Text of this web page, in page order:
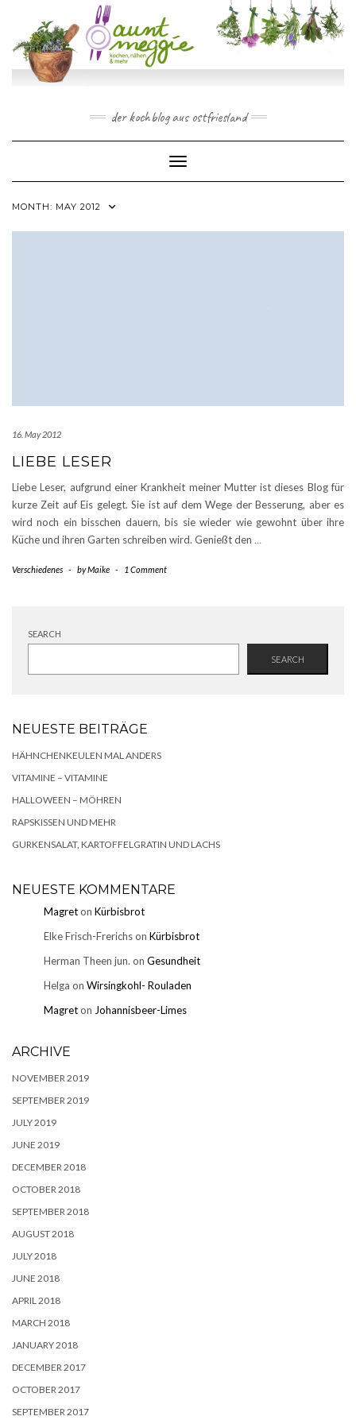
content
der kochblog aus ostfriesland
Toggle Navigation
MONTH: MAY 2012
16. May 2012
LIEBE LESER
Liebe Leser, aufgrund einer Krankheit meiner Mutter ist dieses Blog für
kurze Zeit auf Eis gelegt. Sie ist auf dem Wege der Besserung, aber es
wird noch ein bisschen dauern, bis sie wieder wie gewohnt über ihre
Küche und ihren Garten schreiben wird. Genießt den …
Verschiedenes - byMaike - 1 Comment
SEARCH
SEARCH
NEUESTE BEITRÄGE
HÄHNCHENKEULEN MAL ANDERS
VITAMINE – VITAMINE
HALLOWEEN – MÖHREN
RAPSKISSEN UND MEHR
GURKENSALAT, KARTOFFELGRATIN UND LACHS
NEUESTE KOMMENTARE
Magreton Kürbisbrot
Elke Frisch-Frerichson Kürbisbrot
Herman Theen jun. on Gesundheit
Helga on Wirsingkohl- Rouladen
Magreton Johannisbeer-Limes
ARCHIVE
NOVEMBER 2019
SEPTEMBER 2019
JULY 2019
JUNE 2019
DECEMBER 2018
OCTOBER 2018
SEPTEMBER 2018
AUGUST 2018
JULY 2018
JUNE 2018
APRIL 2018
MARCH 2018
JANUARY 2018
DECEMBER 2017
OCTOBER 2017
SEPTEMBER 2017